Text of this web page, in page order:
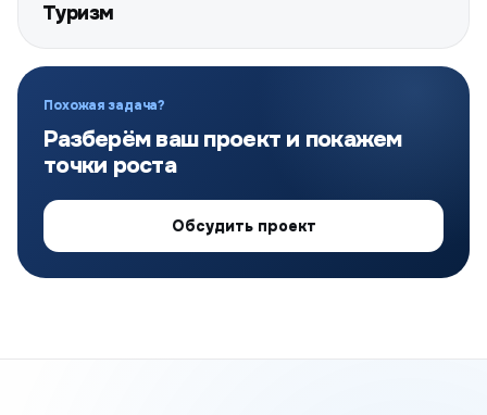
Туризм
Похожая задача?
Разберём ваш проект и покажем
точки роста
Обсудить проект